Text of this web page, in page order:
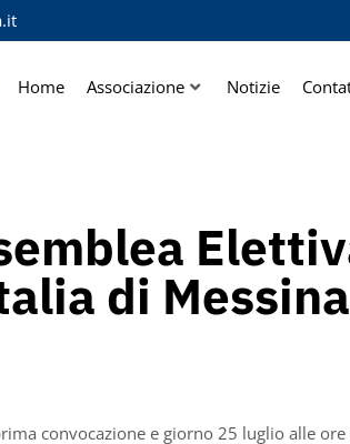
Home Associazione Notizie
di Messina
convocazione e giorno 25 luglio alle